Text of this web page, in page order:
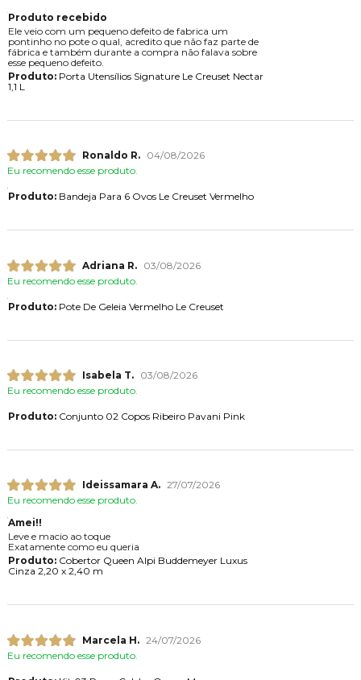
Produto recebido
Ele veio com um pequeno defeito de fabrica um
pontinho no pote o qual, acredito que não faz parte de
fábrica e também durante a compra não falava sobre
esse pequeno defeito.
Produto:Porta Utensílios Signature Le Creuset Nectar
1,1 L
Ronaldo R.
04/08/2026
Eu recomendo esse produto.
Produto:Bandeja Para 6 Ovos Le Creuset Vermelho
Adriana R.
03/08/2026
Eu recomendo esse produto.
Produto:Pote De Geleia Vermelho Le Creuset
Isabela T.
03/08/2026
Eu recomendo esse produto.
Produto:Conjunto 02 Copos Ribeiro Pavani Pink
Ideissamara A. 27/07/2026
Eu recomendo esse produto.
Amei!!
Leve e macio ao toque
Exatamente como eu queria
Produto:Cobertor Queen Alpi Buddemeyer Luxus
Cinza 2,20 x 2,40 m
Marcela H. 24/07/2026
Eu recomendo esse produto.